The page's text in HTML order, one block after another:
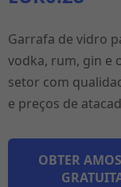
Garrafa de vidro
vodka, rum, gin e
setor com
e preços de
OBTER